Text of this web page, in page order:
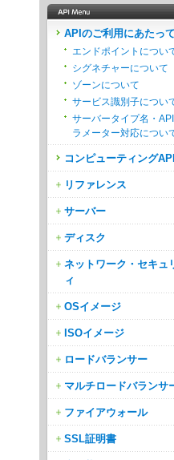
APIのご利用にあたって
エンドポイントについ
シグネチャーについて
ゾーンについて
サービス識別子につい
サーバータイプ名・
ラメーター対応につい
コンピューティングAPI
リファレンス
サーバー
ディスク
ネットワーク・セキュ
ィ
OSイメージ
ISOイメージ
ロードバランサー
マルチロードバランサ
ファイアウォール
SSL証明書